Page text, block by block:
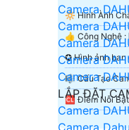
Camera
Camera
Camera
Camera
Camera
LẮP ĐẶT
Camera
Camera
🔆 Hình Ành
👍 Công Nghệ :
Hồng Ngoại
🎼️ Cấu Tạo